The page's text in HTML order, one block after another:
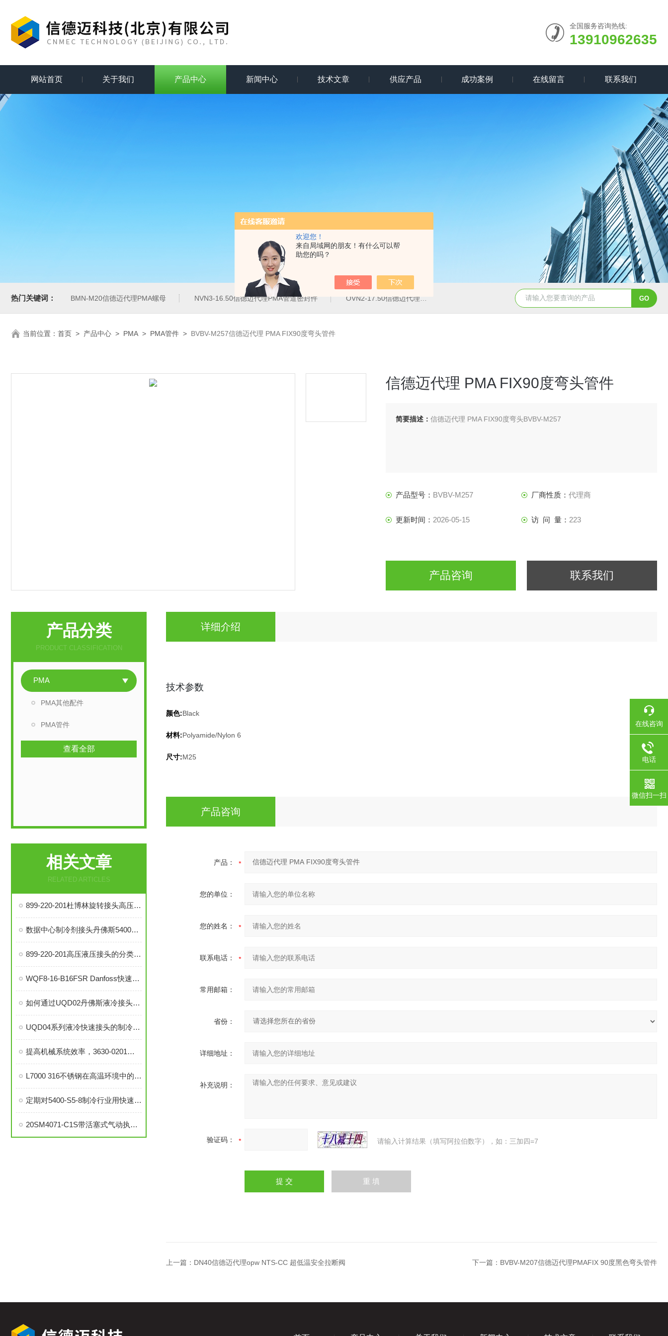
欢迎您！
来自局域网的朋友！有什么可以帮
助您的吗？
全国服务咨询热线:
13910962635
网站首页 关于我们 产品中心 新闻中心 技术文章 供应产品 成功案例 在线留言 联系我们
热门关键词： BMN-M20信德迈代理PMA螺母 NVN3-16.50信德迈代理PMA管道密封件 OVN2-17.50信德迈代理PMA导管夹 5347信德迈代理Parker 45度绝缘防水接头 5353信
当前位置： 首页 > 产品中心 > PMA > PMA管件 > BVBV-M257信德迈代理 PMA FIX90度弯头管件
信德迈代理 PMA FIX90度弯头管件
简要描述： 信德迈代理 PMA FIX90度弯头BVBV-M257
产品型号： BVBV-M257 厂商性质： 代理商
更新时间： 2026-05-15 访 问 量： 223
产品咨询 联系我们
产品分类
PRODUCT CLASSIFICATION
PMA
PMA其他配件
PMA管件
查看全部
相关文章
RELATED ARTICLES
899-220-201杜博林旋转接头高压液压接头的安装、调试与维护技巧
数据中心制冷剂接头丹佛斯5400系列接头
899-220-201高压液压接头的分类和注意事项
WQF8-16-B16FSR Danfoss快速接头是提升效率的工业连接解决方案
如何通过UQD02丹佛斯液冷接头提升冷却系统的耐用性？
UQD04系列液冷快速接头的制冷剂选择、冷却效率和可靠性分析
提高机械系统效率，3630-0201旋转接头的优势分析
L7000 316不锈钢在高温环境中的应用与性能分析
定期对5400-S5-8制冷行业用快速接头进行泄漏检测的必要性与操作方法
20SM4071-C1S带活塞式气动执行器中压针阀在自动化系统中的角色与功能
详细介绍
技术参数
颜色:Black
材料:Polyamide/Nylon 6
尺寸:M25
产品咨询
产品：
您的单位：
您的姓名：
联系电话：
常用邮箱：
省份：
详细地址：
补充说明：
验证码： 请输入计算结果（填写阿拉伯数字），如：三加四=7
上一篇： DN40信德迈代理opw NTS-CC 超低温安全拉断阀 下一篇： BVBV-M207信德迈代理PMAFIX 90度黑色弯头管件
在线咨询
电话
微信扫一扫